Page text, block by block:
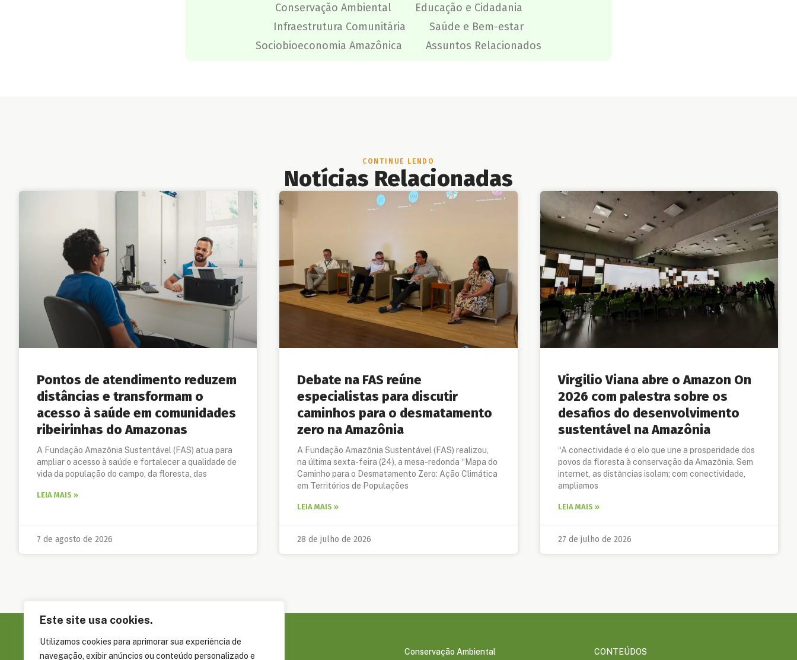
Este site usa cookies.
Utilizamos cookies para aprimorar sua experiência de
navegação, exibir anúncios ou conteúdo personalizado e
Conservação Ambiental
Educação e Cidadania
Infraestrutura Comunitária
Saúde e Bem-estar
Sociobioeconomia Amazônica
Assuntos Relacionados
CONTINUE LENDO
Notícias Relacionadas
Pontos de atendimento reduzem
distâncias e transformam o
acesso à saúde em comunidades
ribeirinhas do Amazonas
A Fundação Amazônia Sustentável (FAS) atua para
ampliar o acesso à saúde e fortalecer a qualidade de
vida da população do campo, da floresta, das
LEIA MAIS »
7 de agosto de 2026
Debate na FAS reúne
especialistas para discutir
caminhos para o desmatamento
zero na Amazônia
A Fundação Amazônia Sustentável (FAS) realizou,
na última sexta-feira (24), a mesa-redonda “Mapa do
Caminho para o Desmatamento Zero: Ação Climática
em Territórios de Populações
LEIA MAIS »
28 de julho de 2026
Virgilio Viana abre o Amazon On
2026 com palestra sobre os
desafios do desenvolvimento
sustentável na Amazônia
“A conectividade é o elo que une a prosperidade dos
povos da floresta à conservação da Amazônia. Sem
internet, as distâncias isolam; com conectividade,
ampliamos
LEIA MAIS »
27 de julho de 2026
Sobre a FAS Conservação Ambiental CONTEÚDOS